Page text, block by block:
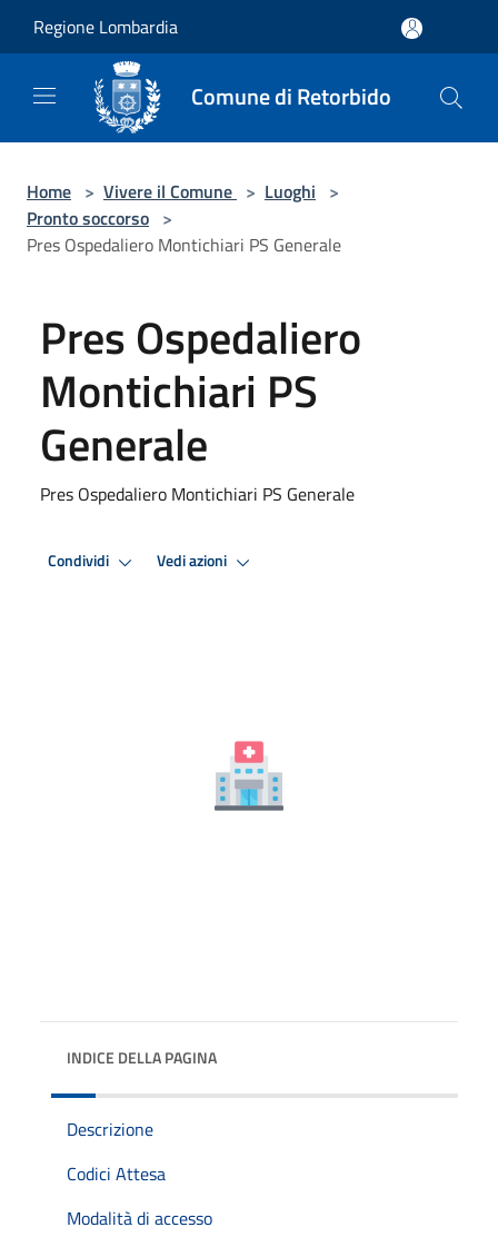
Regione Lombardia
Comune di Retorbido
Home > Vivere il Comune > Luoghi >
Pronto soccorso >
Pres Ospedaliero Montichiari PS Generale
Pres Ospedaliero
Montichiari PS
Generale
Pres Ospedaliero Montichiari PS Generale
Condividi Vedi azioni
INDICE DELLA PAGINA
Descrizione
Codici Attesa
Modalità di accesso